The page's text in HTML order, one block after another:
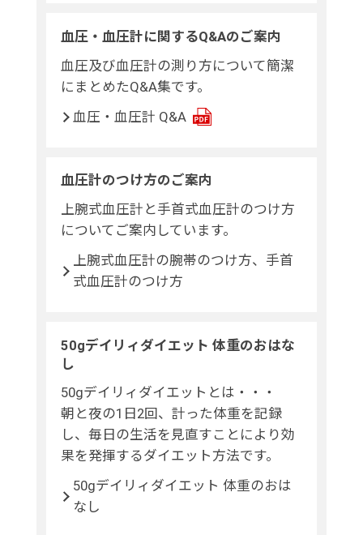
血圧・血圧計に関するQ&Aのご案内
血圧及び血圧計の測り方について簡潔
にまとめたQ&A集です。
血圧・血圧計 Q&A
血圧計のつけ方のご案内
上腕式血圧計と手首式血圧計のつけ方
についてご案内しています。
上腕式血圧計の腕帯のつけ方、手首
式血圧計のつけ方
50gデイリィダイエット 体重のおはな
し
50gデイリィダイエットとは・・・
朝と夜の1日2回、計った体重を記録
し、毎日の生活を見直すことにより効
果を発揮するダイエット方法です。
50gデイリィダイエット 体重のおは
なし